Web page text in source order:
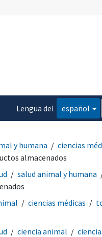
Lengua del
español
y humana ciencias
almacenados
salud animal y humana
ciencias médicas
ciencia animal